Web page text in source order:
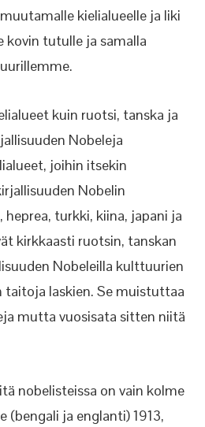
kielialueelle ja liki
kovin tutulle ja samalla
kuin ruotsi, tanska ja
Nobeleja
joihin itsekin
Nobelin
heprea, turkki, kiina, japani ja
kirkkaasti ruotsin, tanskan
Nobeleilla kulttuurien
taitoja laskien. Se muistuttaa
mutta vuosisata sitten niitä
nobelisteissa on vain kolme
(bengali ja englanti) 1913,